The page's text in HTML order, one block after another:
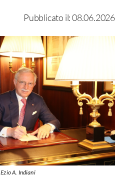
Pubblicato il: 08.06.2026
Ezio A. Indiani